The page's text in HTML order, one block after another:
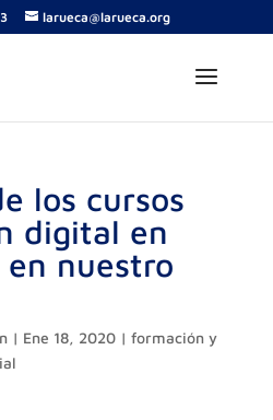
larueca@larueca.org
los cursos
digital en
en nuestro
| Ene 18, 2020| formación y